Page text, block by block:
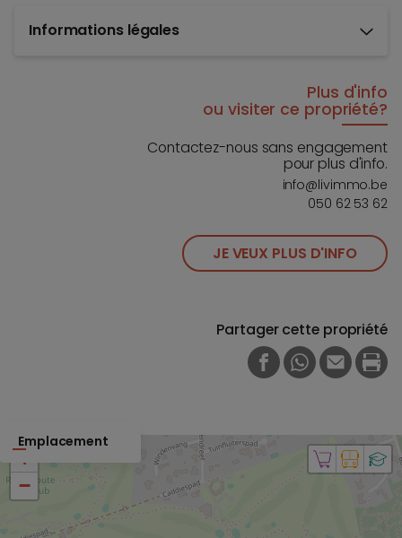
Informations légales
Plus d'info
ou visiter ce propriété?
Contactez-nous sans engagement
pour plus d'info.
info@livimmo.be
050 62 53 62
JE VEUX PLUS D'INFO
Partager cette propriété
FACEBOOK
WHATSAPP
E-MAIL
Emplacement
+
−